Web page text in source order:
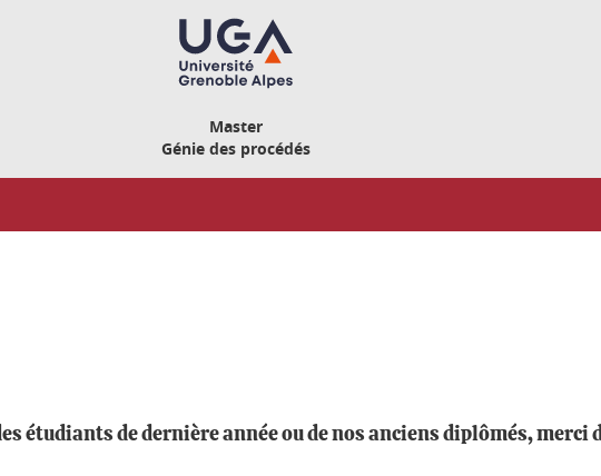
Master
Génie des procédés
étudiants de dernière année ou de nos anciens diplômés,